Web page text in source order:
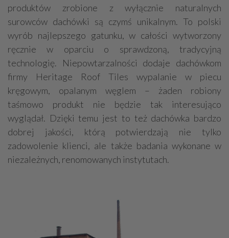
produktów zrobione z wyłącznie naturalnych
surowców dachówki są czymś unikalnym. To polski
wyrób najlepszego gatunku, w całości wytworzony
ręcznie w oparciu o sprawdzoną, tradycyjną
technologię. Niepowtarzalności dodaje dachówkom
firmy Heritage Roof Tiles wypalanie w piecu
kręgowym, opalanym węglem – żaden robiony
taśmowo produkt nie będzie tak interesująco
wyglądał. Dzięki temu jest to też dachówka bardzo
dobrej jakości, którą potwierdzają nie tylko
zadowolenie klienci, ale także badania wykonane w
niezależnych, renomowanych instytutach.